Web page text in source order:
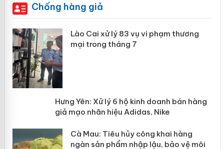
Chống hàng giả
Lào Cai xử lý 83 vụ vi phạm thương
mại trong tháng 7
Hưng Yên: Xử lý 6 hộ kinh doanh bán
hàng giả mạo nhãn hiệu Adidas, Nike